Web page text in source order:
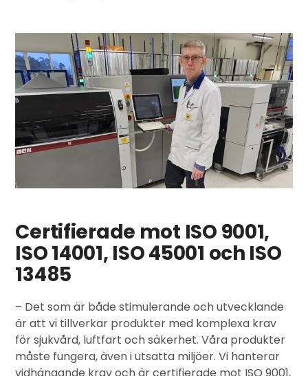
Certifierade mot ISO 9001,
ISO 14001, ISO 45001 och ISO
13485
– Det som är både stimulerande och utvecklande
är att vi tillverkar produkter med komplexa krav
för sjukvård, luftfart och säkerhet. Våra produkter
måste fungera, även i utsatta miljöer. Vi hanterar